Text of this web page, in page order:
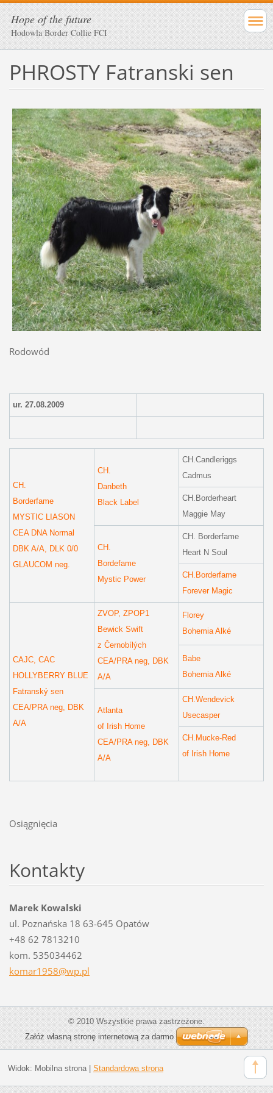
Hope of the future
Hodowla Border Collie FCI
PHROSTY Fatranski sen
Rodowód
ur. 27.08.2009
CH.
Borderfame
MYSTIC LIASON
CEA DNA Normal
DBK A/A, DLK 0/0
GLAUCOM neg.
CH.
Danbeth
Black Label
CH.Candleriggs
Cadmus
CH.Borderheart
Maggie May
CH.
Bordefame
Mystic Power
CH. Borderfame
Heart N Soul
CH.Borderfame
Forever Magic
CAJC, CAC
HOLLYBERRY BLUE
Fatranský sen
CEA/PRA neg, DBK
A/A
ZVOP, ZPOP1
Bewick Swift
z Černobílých
CEA/PRA neg, DBK
A/A
Florey
Bohemia Alké
Babe
Bohemia Alké
Atlanta
of Irish Home
CEA/PRA neg, DBK
A/A
CH.Wendevick
Usecasper
CH.Mucke-Red
of Irish Home
Osiągnięcia
Kontakty
Marek Kowalski
ul. Poznańska 18 63-645 Opatów
+48 62 7813210
kom. 535034462
komar1958@wp.pl
© 2010 Wszystkie prawa zastrzeżone.
Załóż własną stronę internetową za darmo
Widok: Mobilna strona| Standardowa strona